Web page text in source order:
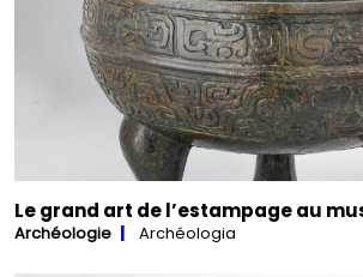
Le grand art de l’estampage au
Archéologie Archéologia